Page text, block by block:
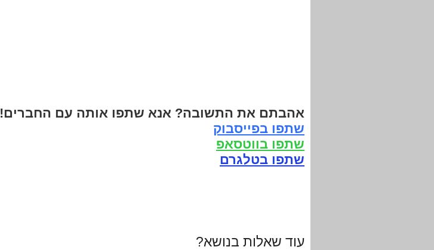
אהבתם את התשובה? אנא שתפו אותה עם החברים!
שתפו בפייסבוק
שתפו בווטסאפ
שתפו בטלגרם
עוד שאלות בנושא?